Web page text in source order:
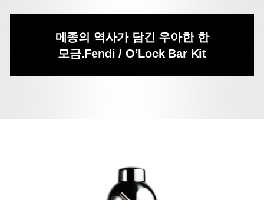
메종의 역사가 담긴 우아한 한
모금.Fendi / O’Lock Bar Kit